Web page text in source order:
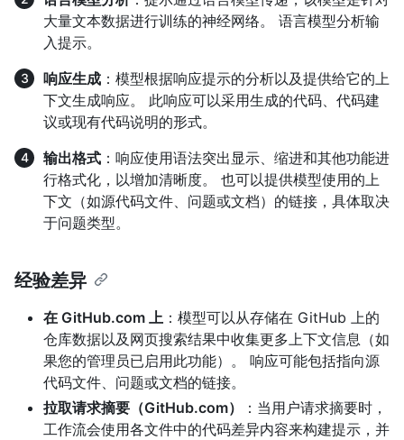
大量文本数据进行训练的神经网络。 语言模型分析输
入提示。
响应生成 ：模型根据响应提示的分析以及提供给它的上
下文生成响应。 此响应可以采用生成的代码、代码建
议或现有代码说明的形式。
输出格式 ：响应使用语法突出显示、缩进和其他功能进
行格式化，以增加清晰度。 也可以提供模型使用的上
下文（如源代码文件、问题或文档）的链接，具体取决
于问题类型。
经验差异
在 GitHub.com 上 ：模型可以从存储在 GitHub 上的
仓库数据以及网页搜索结果中收集更多上下文信息（如
果您的管理员已启用此功能）。 响应可能包括指向源
代码文件、问题或文档的链接。
拉取请求摘要（GitHub.com）
：当用户请求摘要时，
工作流会使用各文件中的代码差异内容来构建提示，并